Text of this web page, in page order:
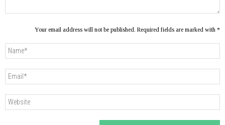
Your email address will not be published. Required fields are marked with *